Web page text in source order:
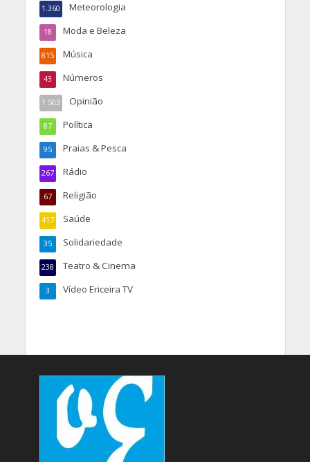
Meteorologia
1.360
Moda e Beleza
18
Música
815
Números
43
Opinião
1.503
Política
87
Praias & Pesca
95
Rádio
267
Religião
67
Saúde
417
Solidariedade
35
Teatro & Cinema
238
Vídeo Ericeira TV
3